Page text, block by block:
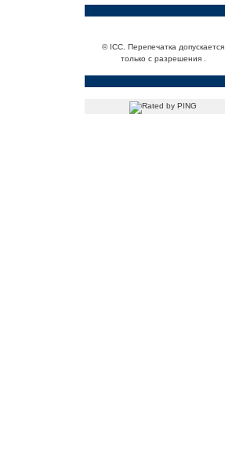
© ICC. Перепечатка допускается
только с разрешения .